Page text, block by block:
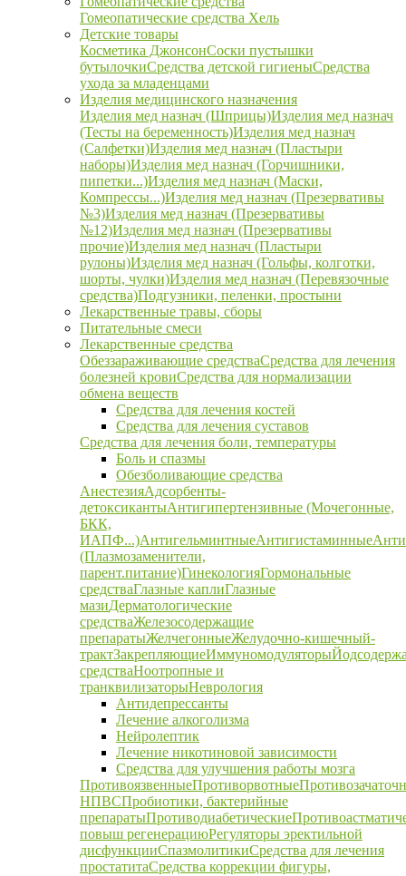
Гомеопатические средства Хель
Детские товары
Косметика ДжонсонСоски пустышки
бутылочкиСредства детской гигиеныСредства
ухода за младенцами
Изделия медицинского назначения
Изделия мед назнач (Шприцы)Изделия мед назнач
(Тесты на беременность)Изделия мед назнач
(Салфетки)Изделия мед назнач (Пластыри
наборы)Изделия мед назнач (Горчишники,
пипетки...)Изделия мед назнач (Маски,
Компрессы...)Изделия мед назнач (Презервативы
№3)Изделия мед назнач (Презервативы
№12)Изделия мед назнач (Презервативы
прочие)Изделия мед назнач (Пластыри
рулоны)Изделия мед назнач (Гольфы, колготки,
шорты, чулки)Изделия мед назнач (Перевязочные
средства)Подгузники, пеленки, простыни
Лекарственные травы, сборы
Питательные смеси
Лекарственные средства
Обеззараживающие средстваСредства для лечения
болезней кровиСредства для нормализации
обмена веществ
Средства для лечения костей
Средства для лечения суставов
Средства для лечения боли, температуры
Боль и спазмы
Обезболивающие средства
АнестезияАдсорбенты-
детоксикантыАнтигипертензивные (Мочегонные,
БКК,
ИАПФ...)АнтигельминтныеАнтигистаминные
(Плазмозаменители,
парент.питание)ГинекологияГормональные
средстваГлазные каплиГлазные
мазиДерматологические
средстваЖелезосодержащие
препаратыЖелчегонныеЖелудочно-кишечный-
трактЗакрепляющиеИммуномодуляторы
средстваНоотропные и
транквилизаторыНеврология
Антидепрессанты
Лечение алкоголизма
Нейролептик
Лечение никотиновой зависимости
Средства для улучшения работы мозга
ПротивоязвенныеПротиворвотные
НПВСПробиотики, бактерийные
препаратыПротиводиабетические
повыш регенерациюРегуляторы эректильной
дисфункцииСпазмолитикиСредства для лечения
простатитаСредства коррекции фигуры,